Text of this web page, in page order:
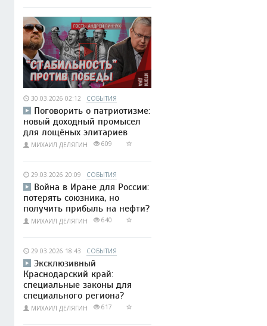
30.03.2026 02:12 СОБЫТИЯ
Поговорить о патриотизме:
новый доходный промысел
для лощёных элитариев
МИХАИЛ ДЕЛЯГИН 609
29.03.2026 20:09 СОБЫТИЯ
Война в Иране для России:
потерять союзника, но
получить прибыль на нефти?
МИХАИЛ ДЕЛЯГИН 640
29.03.2026 18:43 СОБЫТИЯ
Эксклюзивный
Краснодарский край:
специальные законы для
специального региона?
МИХАИЛ ДЕЛЯГИН 617